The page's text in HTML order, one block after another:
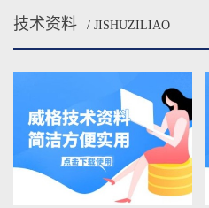
技术资料 / JISHUZILIAO